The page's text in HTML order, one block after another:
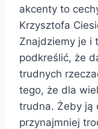
akcenty to
Krzysztofa
Znajdziemy je i
podkreślić, że
trudnych
tego, że dla
trudna. Żeby ją
przynajmniej